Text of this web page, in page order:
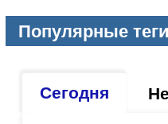
Популярные теги
Сегодня